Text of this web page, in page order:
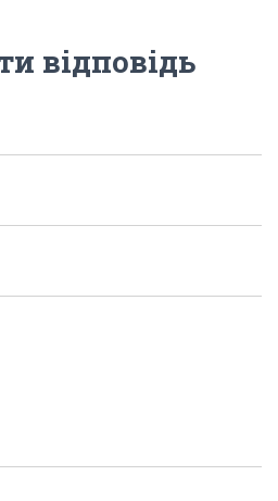
відповідь